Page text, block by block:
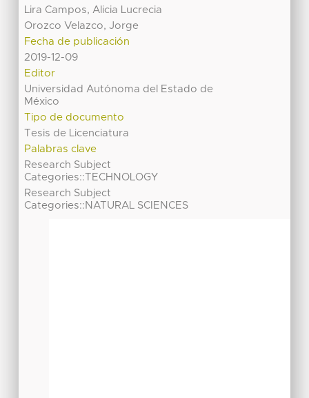
Lira Campos, Alicia Lucrecia
Orozco Velazco, Jorge
Fecha de publicación
2019-12-09
Editor
Universidad Autónoma del Estado de
México
Tipo de documento
Tesis de Licenciatura
Palabras clave
Research Subject
Categories::TECHNOLOGY
Research Subject
Categories::NATURAL SCIENCES